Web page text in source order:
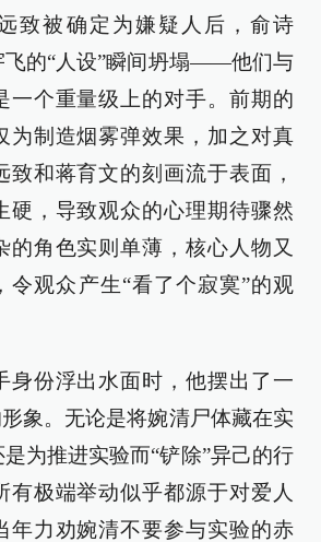
致被确定为嫌疑人后，俞诗
飞的“人设”瞬间坍塌——他们与
一个重量级上的对手。前期的
为制造烟雾弹效果，加之对真
致和蒋育文的刻画流于表面，
硬，导致观众的心理期待骤然
的角色实则单薄，核心人物又
令观众产生“看了个寂寞”的观
身份浮出水面时，他摆出了一
象。无论是将婉清尸体藏在实
为推进实验而“铲除”异己的行
有极端举动似乎都源于对爱人
年力劝婉清不要参与实验的赤